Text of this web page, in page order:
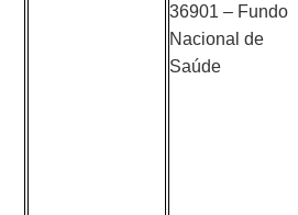
36901 – Fundo
Nacional de
Saúde